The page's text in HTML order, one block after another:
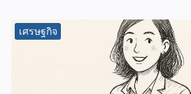
เศรษฐกิจ